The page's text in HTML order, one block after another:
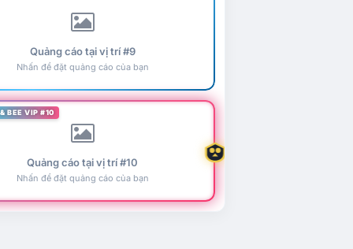
Quảng cáo tại vị trí #9
Nhấn để đặt quảng cáo của bạn
BEE VIP #10
Quảng cáo tại vị trí #10
Nhấn để đặt quảng cáo của bạn